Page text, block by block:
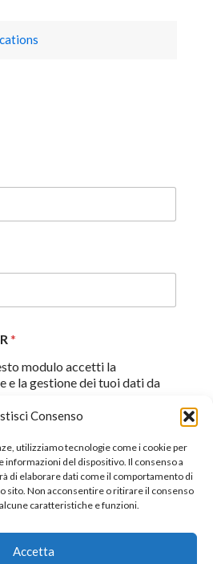
Consenso
utilizziamo tecnologie come i cookie per
del dispositivo. Il consenso a
di elaborare dati come il comportamento di
sito. Non acconsentire o ritirare il consenso
caratteristiche e funzioni.
Accetta
*
modulo accetti la
e la gestione dei tuoi dati da
di aver preso visione